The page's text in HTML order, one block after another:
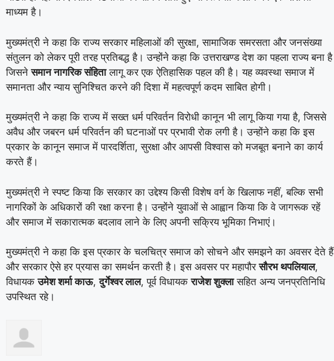
माध्यम है।
मुख्यमंत्री ने कहा कि राज्य सरकार महिलाओं की सुरक्षा, सामाजिक समरसता और जनसंख्या
संतुलन को लेकर पूरी तरह प्रतिबद्ध है। उन्होंने कहा कि उत्तराखण्ड देश का पहला राज्य बना है
जिसनेसमान नागरिक संहितालागू कर एक ऐतिहासिक पहल की है। यह व्यवस्था समाज में
समानता और न्याय सुनिश्चित करने की दिशा में महत्वपूर्ण कदम साबित होगी।
मुख्यमंत्री ने कहा कि राज्य में सख्त धर्म परिवर्तन विरोधी कानून भी लागू किया गया है, जिससे
अवैध और जबरन धर्म परिवर्तन की घटनाओं पर प्रभावी रोक लगी है। उन्होंने कहा कि इस
प्रकार के कानून समाज में पारदर्शिता, सुरक्षा और आपसी विश्वास को मजबूत बनाने का कार्य
करते हैं।
मुख्यमंत्री ने स्पष्ट किया कि सरकार का उद्देश्य किसी विशेष वर्ग के खिलाफ नहीं, बल्कि सभी
नागरिकों के अधिकारों की रक्षा करना है। उन्होंने युवाओं से आह्वान किया कि वे जागरूक रहें
और समाज में सकारात्मक बदलाव लाने के लिए अपनी सक्रिय भूमिका निभाएं।
मुख्यमंत्री ने कहा कि इस प्रकार के चलचित्र समाज को सोचने और समझने का अवसर देते हैं
और सरकार ऐसे हर प्रयास का समर्थन करती है। इस अवसर पर महापौरसौरभ थपलियाल,
विधायकउमेश शर्मा काऊ,दुर्गेश्वर लाल, पूर्व विधायकराजेश शुक्लासहित अन्य जनप्रतिनिधि
उपस्थित रहे।